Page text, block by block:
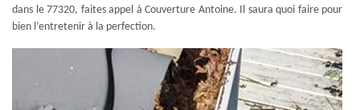
dans le 77320, faites appel à Couverture Antoine. Il saura quoi faire pour
bien l’entretenir à la perfection.